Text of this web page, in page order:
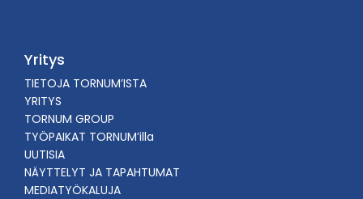
Yritys
TIETOJA TORNUM’ISTA
YRITYS
TORNUM GROUP
TYÖPAIKAT TORNUM’illa
UUTISIA
NÄYTTELYT JA TAPAHTUMAT
MEDIATYÖKALUJA